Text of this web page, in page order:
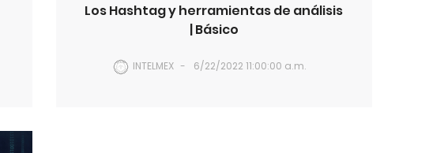
Los Hashtag y herramientas de análisis
| Básico
INTELMEX 6/22/2022 11:00:00 a.m.